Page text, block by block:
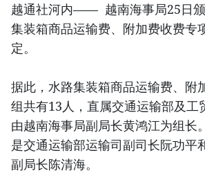
越通社河内—— 越南海事局25日
集装箱商品运输费、附加费收费专
定。
据此，水路集装箱商品运输费、附
组共有13人，直属交通运输部及工
由越南海事局副局长黄鸿江为组长
是交通运输部运输司副司长阮功平
副局长陈清海。